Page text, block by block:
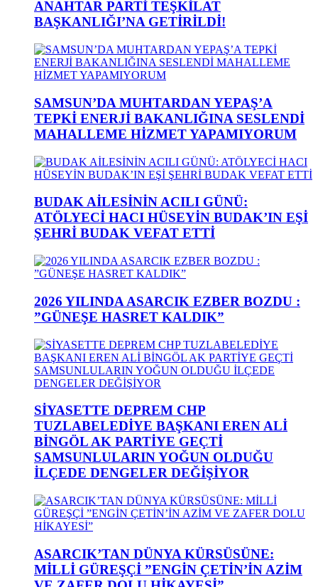
ANAHTAR PARTİ TEŞKİLAT
BAŞKANLIĞI’NA GETİRİLDİ!
SAMSUN’DA MUHTARDAN YEPAŞ’A
TEPKİ ENERJİ BAKANLIĞINA SESLENDİ
MAHALLEME HİZMET YAPAMIYORUM
BUDAK AİLESİNİN ACILI GÜNÜ:
ATÖLYECİ HACI HÜSEYİN BUDAK’IN EŞİ
ŞEHRİ BUDAK VEFAT ETTİ
2026 YILINDA ASARCIK EZBER BOZDU :
”GÜNEŞE HASRET KALDIK”
SİYASETTE DEPREM CHP
TUZLABELEDİYE BAŞKANI EREN ALİ
BİNGÖL AK PARTİYE GEÇTİ
SAMSUNLULARIN YOĞUN OLDUĞU
İLÇEDE DENGELER DEĞİŞİYOR
ASARCIK’TAN DÜNYA KÜRSÜSÜNE:
MİLLİ GÜREŞÇİ ”ENGİN ÇETİN’İN AZİM